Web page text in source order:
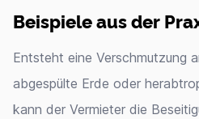
Beispiele aus der
Entsteht eine Verschmutzung
abgespülte Erde oder
kann der Vermieter die